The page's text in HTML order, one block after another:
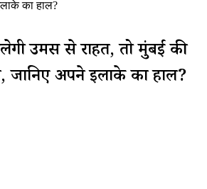
का हाल?
उमस से राहत, तो मुंबई की
अपने इलाके का हाल?